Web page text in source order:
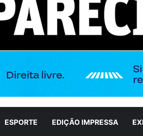
ESPORTE EDIÇÃO IMPRESSA